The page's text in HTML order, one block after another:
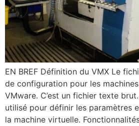
EN BREF Définition du VMX Le
de configuration pour les
VMware. C’est un fichier texte
utilisé pour définir les paramètres
la machine virtuelle.